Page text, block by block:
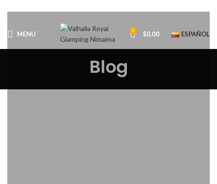
MENU 0 $0,00 ESPAÑOL
Blog